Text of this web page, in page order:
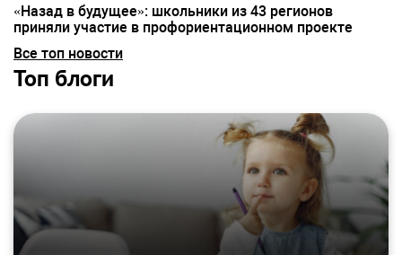
«Назад в будущее»: школьники из 43 регионов
приняли участие в профориентационном проекте
Все топ новости
Топ блоги